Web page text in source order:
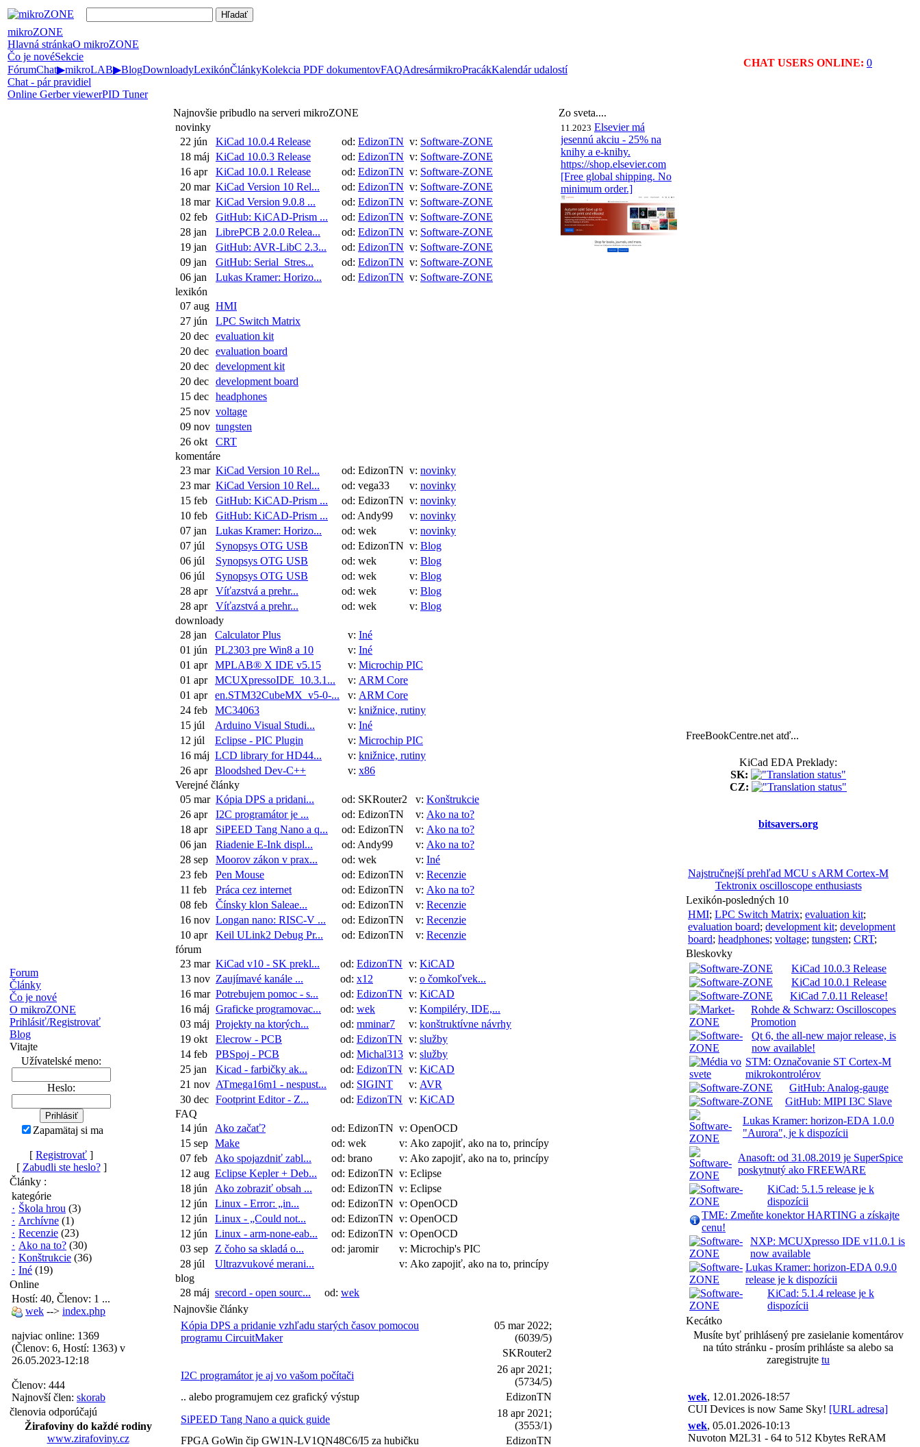
mikroZONE
Hlavná stránkaO mikroZONE
Čo je novéSekcie
FórumChat▶mikroLAB▶BlogDownloadyLexikónČlánkyKolekcia PDF dokumentovFAQAdresármikroPracákKalendár udalostí
Chat - pár pravidiel
Online Gerber viewerPID Tuner
CHAT USERS ONLINE: 0
Forum
Články
Čo je nové
O mikroZONE
Prihlásiť/Registrovať
Blog
Vitajte
Užívatelské meno:
Heslo:
Zapamätaj si ma
[ Registrovať ]
[ Zabudli ste heslo?]
Články :
kategórie
· Škola hrou (3)
· Archívne (1)
· Recenzie (23)
· Ako na to? (30)
· Konštrukcie (36)
· Iné (19)
Online
Hostí: 40, Členov: 1 ...
wek --> index.php
najviac online: 1369
(Členov: 6, Hostí: 1363) v
26.05.2023-12:18
Členov: 444
Najnovší člen: skorab
členovia odporúčajú
Žirafoviny do každé rodiny
www.zirafoviny.cz
Najnovšie pribudlo na serveri mikroZONE
novinky
22 jún
KiCad 10.0.4 Release od: EdizonTN v: Software-ZONE
18 máj KiCad 10.0.3 Release od: EdizonTN v: Software-ZONE
16 apr
KiCad 10.0.1 Release od: EdizonTN v: Software-ZONE
20 mar KiCad Version 10 Rel... od: EdizonTN v: Software-ZONE
18 mar KiCad Version 9.0.8 ... od: EdizonTN v: Software-ZONE
02 feb
GitHub: KiCAD-Prism ... od: EdizonTN v: Software-ZONE
28 jan
LibrePCB 2.0.0 Relea... od: EdizonTN v: Software-ZONE
19 jan
GitHub: AVR-LibC 2.3... od: EdizonTN v: Software-ZONE
09 jan
GitHub: Serial_Stres... od: EdizonTN v: Software-ZONE
06 jan
Lukas Kramer: Horizo... od: EdizonTN v: Software-ZONE
lexikón
07 aug HMI
27 jún
LPC Switch Matrix
20 dec evaluation kit
20 dec evaluation board
20 dec development kit
20 dec development board
15 dec headphones
25 nov voltage
09 nov tungsten
26 okt
CRT
komentáre
23 mar KiCad Version 10 Rel... od: EdizonTN v: novinky
23 mar KiCad Version 10 Rel... od: vega33 v: novinky
15 feb
GitHub: KiCAD-Prism ... od: EdizonTN v: novinky
10 feb
GitHub: KiCAD-Prism ... od: Andy99 v: novinky
07 jan
Lukas Kramer: Horizo... od: wek v: novinky
07 júl
Synopsys OTG USB od: EdizonTN v: Blog
06 júl
Synopsys OTG USB od: wek v: Blog
06 júl
Synopsys OTG USB od: wek v: Blog
28 apr
Víťazstvá a prehr... od: wek v: Blog
28 apr
Víťazstvá a prehr... od: wek v: Blog
downloady
28 jan
Calculator Plus v: Iné
01 jún
PL2303 pre Win8 a 10 v: Iné
01 apr
MPLAB® X IDE v5.15 v: Microchip PIC
01 apr
MCUXpressoIDE_10.3.1... v: ARM Core
01 apr
en.STM32CubeMX_v5-0-... v: ARM Core
24 feb
MC34063 v: knižnice, rutiny
15 júl
Arduino Visual Studi... v: Iné
12 júl
Eclipse - PIC Plugin v: Microchip PIC
16 máj LCD library for HD44... v: knižnice, rutiny
26 apr
Bloodshed Dev-C++ v: x86
Verejné články
05 mar Kópia DPS a pridani... od: SKRouter2 v: Konštrukcie
26 apr
I2C programátor je ... od: EdizonTN v: Ako na to?
18 apr
SiPEED Tang Nano a q... od: EdizonTN v: Ako na to?
06 jan
Riadenie E-Ink displ... od: Andy99 v: Ako na to?
28 sep
Moorov zákon v prax... od: wek v: Iné
23 feb
Pen Mouse od: EdizonTN v: Recenzie
11 feb
Práca cez internet od: EdizonTN v: Ako na to?
08 feb
Čínsky klon Saleae... od: EdizonTN v: Recenzie
16 nov Longan nano: RISC-V ... od: EdizonTN v: Recenzie
10 apr
Keil ULink2 Debug Pr... od: EdizonTN v: Recenzie
fórum
23 mar KiCad v10 - SK prekl... od: EdizonTN v: KiCAD
13 nov Zaujímavé kanále ... od: x12 v: o čomkoľvek...
16 mar Potrebujem pomoc - s... od: EdizonTN v: KiCAD
16 máj Graficke programovac... od: wek v: Kompiléry, IDE,...
03 máj Projekty na ktorých... od: mminar7 v: konštruktívne návrhy
19 okt
Elecrow - PCB od: EdizonTN v: služby
14 feb
PBSpoj - PCB od: Michal313 v: služby
25 jan
Kicad - farbičky ak... od: EdizonTN v: KiCAD
21 nov ATmega16m1 - nespust... od: SIGINT v: AVR
30 dec Footprint Editor - Z... od: EdizonTN v: KiCAD
FAQ
14 jún
Ako začať? od: EdizonTN v: OpenOCD
15 sep Make od: wek
v: Ako zapojiť, ako na to, princípy
07 feb
Ako spojazdniť zabl... od: brano
v: Ako zapojiť, ako na to, princípy
12 aug Eclipse Kepler + Deb... od: EdizonTN v: Eclipse
18 jún
Ako zobraziť obsah ... od: EdizonTN v: Eclipse
12 jún
Linux - Error: „in... od: EdizonTN v: OpenOCD
12 jún
Linux - „Could not... od: EdizonTN v: OpenOCD
12 jún
Linux - arm-none-eab... od: EdizonTN v: OpenOCD
03 sep
Z čoho sa skladá o... od: jaromir
v: Microchip's PIC
28 júl
Ultrazvukové merani...
v: Ako zapojiť, ako na to, princípy
blog
28 máj srecord - open sourc... od: wek
Najnovšie články
Kópia DPS a pridanie vzhľadu starých časov pomocou
programu CircuitMaker
05 mar 2022;
(6039/5)
SKRouter2
I2C programátor je aj vo vašom počítači
26 apr 2021;
(5734/5)
.. alebo programujem cez grafický výstup
EdizonTN
SiPEED Tang Nano a quick guide
18 apr 2021;
(3553/1)
FPGA GoWin čip GW1N-LV1QN48C6/I5 za hubičku
EdizonTN
Zo sveta....
11.2023 Elsevier má
jesennú akciu - 25% na
knihy a e-knihy.
https://shop.elsevier.com
[Free global shipping. No
minimum order.]
FreeBookCentre.net atď...
KiCad EDA Preklady:
SK:
CZ:
bitsavers.org
Najstručnejší prehľad MCU s ARM Cortex-M
Tektronix oscilloscope enthusiasts
Lexikón-posledných 10
HMI; LPC Switch Matrix; evaluation kit;
evaluation board; development kit; development
board; headphones; voltage; tungsten; CRT;
Bleskovky
KiCad 10.0.3 Release
KiCad 10.0.1 Release
KiCad 7.0.11 Release!
Rohde & Schwarz: Oscilloscopes
Promotion
Qt 6, the all-new major release, is
now available!
STM: Označovanie ST Cortex-M
mikrokontrolérov
GitHub: Analog-gauge
GitHub: MIPI I3C Slave
Lukas Kramer: horizon-EDA 1.0.0
"Aurora", je k dispozícii
Anasoft: od 31.08.2019 je SuperSpice
poskytnutý ako FREEWARE
KiCad: 5.1.5 release je k
dispozícii
TME: Zmeňte konektor HARTING a získajte
cenu!
NXP: MCUXpresso IDE v11.0.1 is
now available
Lukas Kramer: horizon-EDA 0.9.0
release je k dispozícii
KiCad: 5.1.4 release je k
dispozícii
Kecátko
Musíte byť prihlásený pre zasielanie komentárov
na túto stránku - prosím prihláste sa alebo sa
zaregistrujte tu
wek, 12.01.2026-18:57
CUI Devices is now Same Sky! [URL adresa]
wek, 05.01.2026-10:13
Nuvoton M2L31 - 64 to 512 Kbytes ReRAM